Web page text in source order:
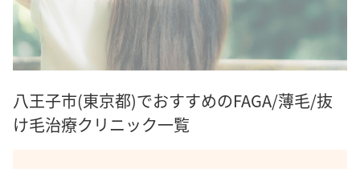
八王子市(東京都)でおすすめのFAGA/薄毛/抜
け毛治療クリニック一覧